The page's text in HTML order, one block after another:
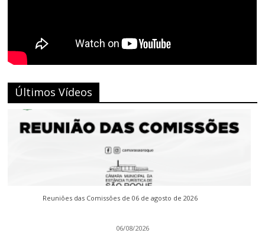
Últimos Vídeos
Reuniões das Comissões de 06 de agosto de 2026
06/08/2026